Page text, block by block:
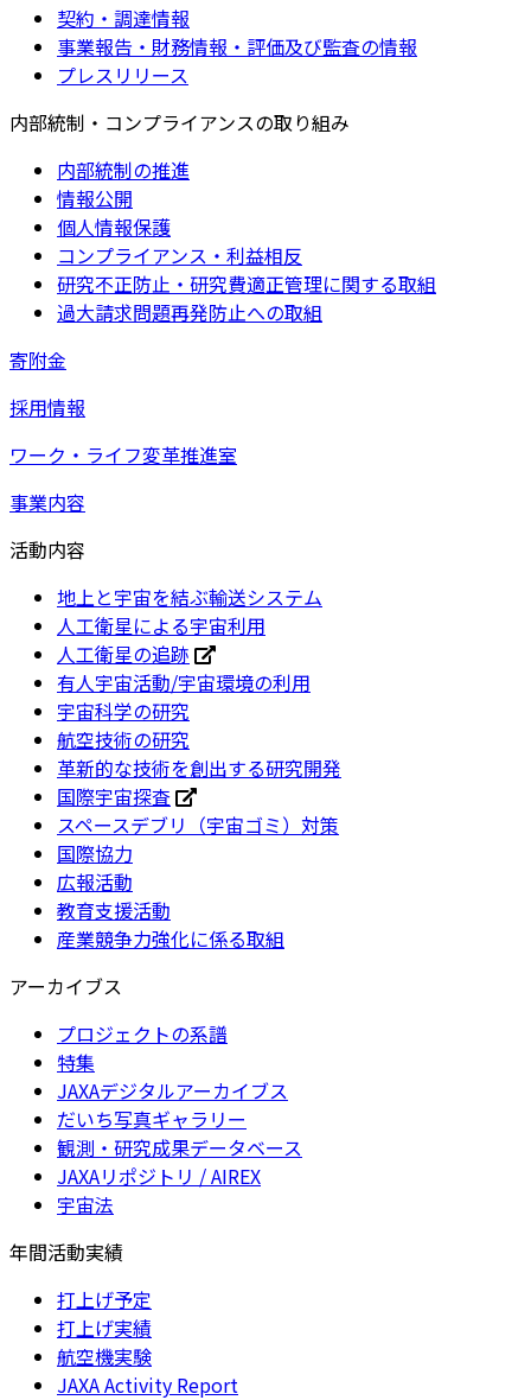
契約・調達情報
事業報告・財務情報・評価及び監査の情報
プレスリリース
内部統制・コンプライアンスの取り組み
内部統制の推進
情報公開
個人情報保護
コンプライアンス・利益相反
研究不正防止・研究費適正管理に関する取組
過大請求問題再発防止への取組
寄附金
採用情報
ワーク・ライフ変革推進室
事業内容
活動内容
地上と宇宙を結ぶ輸送システム
人工衛星による宇宙利用
人工衛星の追跡
有人宇宙活動/宇宙環境の利用
宇宙科学の研究
航空技術の研究
革新的な技術を創出する研究開発
国際宇宙探査
スペースデブリ（宇宙ゴミ）対策
国際協力
広報活動
教育支援活動
産業競争力強化に係る取組
アーカイブス
プロジェクトの系譜
特集
JAXAデジタルアーカイブス
だいち写真ギャラリー
観測・研究成果データベース
JAXAリポジトリ / AIREX
宇宙法
年間活動実績
打上げ予定
打上げ実績
航空機実験
JAXA Activity Report